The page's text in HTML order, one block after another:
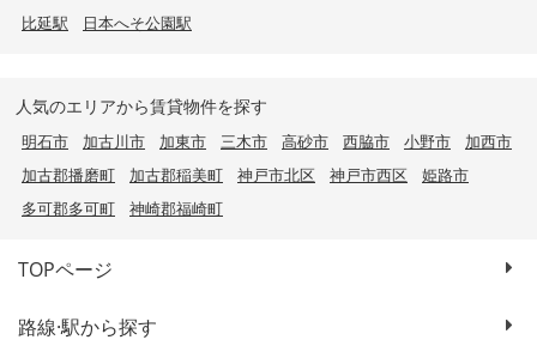
比延駅
日本へそ公園駅
人気のエリアから賃貸物件を探す
明石市 加古川市 加東市 三木市 高砂市 西脇市 小野市
加西市
加古郡播磨町
加古郡稲美町 神戸市北区 神戸市西区
姫路市
多可郡多可町
神崎郡福崎町
TOPページ
路線·駅から探す